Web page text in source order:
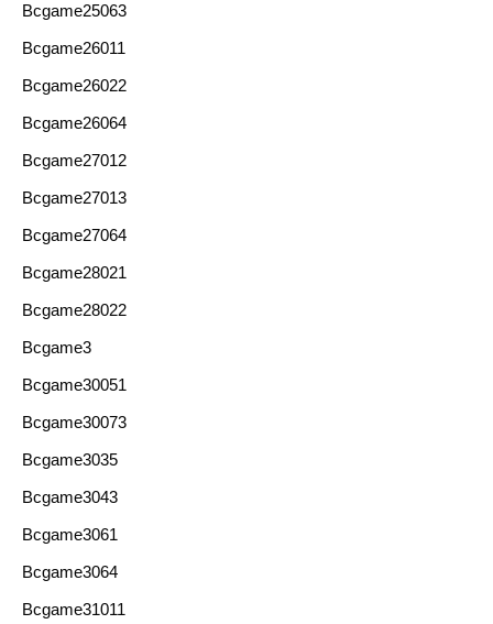
Bcgame25063
Bcgame26011
Bcgame26022
Bcgame26064
Bcgame27012
Bcgame27013
Bcgame27064
Bcgame28021
Bcgame28022
Bcgame3
Bcgame30051
Bcgame30073
Bcgame3035
Bcgame3043
Bcgame3061
Bcgame3064
Bcgame31011